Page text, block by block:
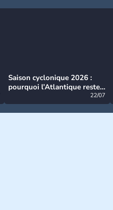
Saison cyclonique 2026 :
pourquoi l’Atlantique reste
22/07